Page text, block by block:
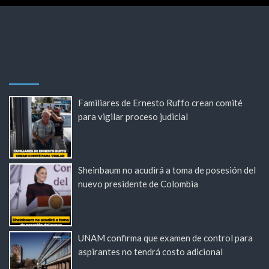
Familiares de Ernesto Ruffo crean comité
para vigilar proceso judicial
Sheinbaum no acudirá a toma de posesión del
nuevo presidente de Colombia
UNAM confirma que examen de control para
aspirantes no tendrá costo adicional